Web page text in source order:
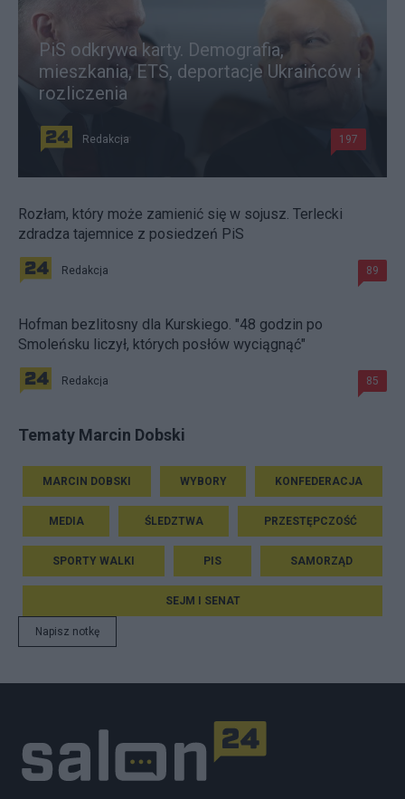
PiS odkrywa karty. Demografia,
mieszkania, ETS, deportacje Ukraińców i
rozliczenia
Redakcja 197
Rozłam, który może zamienić się w sojusz. Terlecki
zdradza tajemnice z posiedzeń PiS
Redakcja 89
Hofman bezlitosny dla Kurskiego. "48 godzin po
Smoleńsku liczył, których posłów wyciągnąć"
Redakcja 85
Tematy Marcin Dobski
MARCIN DOBSKI WYBORY KONFEDERACJA
MEDIA ŚLEDZTWA PRZESTĘPCZOŚĆ
SPORTY WALKI PIS SAMORZĄD
SEJM I SENAT
Napisz notkę